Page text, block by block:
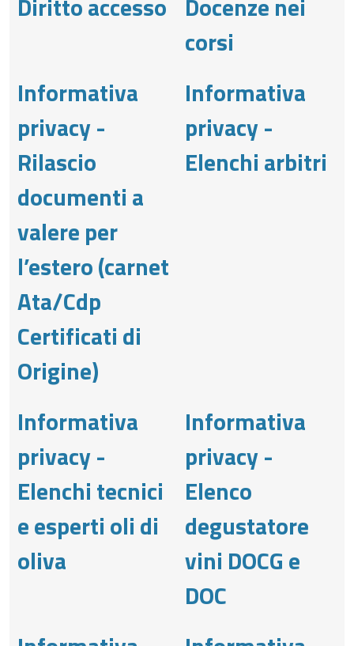
corsi
Informativa
privacy -
Rilascio
documenti a
valere per
l’estero (carnet
Ata/Cdp
Certificati di
Origine)
Informativa
privacy -
Elenchi arbitri
Informativa
privacy -
Elenchi tecnici
e esperti oli di
oliva
Informativa
privacy -
Elenco
degustatore
vini DOCG e
DOC